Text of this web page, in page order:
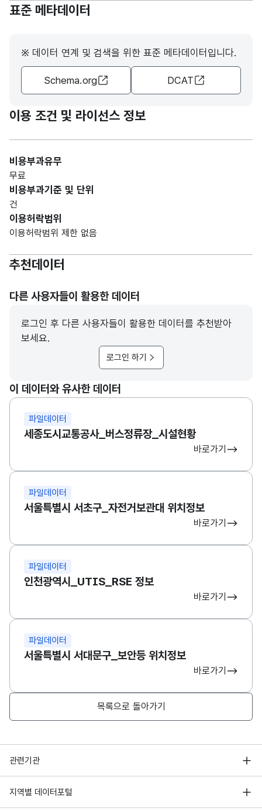
표준 메타데이터
※ 데이터 연계 및 검색을 위한 표준 메타데이터입니다.
Schema.org DCAT
이용 조건 및 라이선스 정보
비용부과유무
무료
비용부과기준 및 단위
건
이용허락범위
이용허락범위 제한 없음
추천데이터
다른 사용자들이 활용한 데이터
로그인 후 다른 사용자들이 활용한 데이터를 추천받아
보세요.
로그인 하기
이 데이터와 유사한 데이터
파일데이터
세종도시교통공사_버스정류장_시설현황
바로가기
파일데이터
서울특별시 서초구_자전거보관대 위치정보
바로가기
파일데이터
인천광역시_UTIS_RSE 정보
바로가기
파일데이터
서울특별시 서대문구_보안등 위치정보
바로가기
목록으로 돌아가기
관련기관
행정안전부
한국지능정보사회진흥원
지역별 데이터포털
서울 열린데이터광장